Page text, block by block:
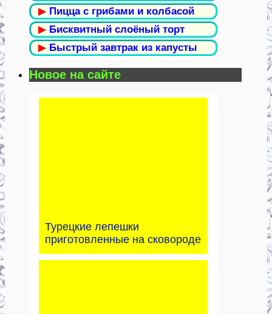
▶ Пицца с грибами и колбасой
▶ Бисквитный слоёный торт
▶ Быстрый завтрак из капусты
Новое на сайте
Турецкие лепешки
приготовленные на сковороде